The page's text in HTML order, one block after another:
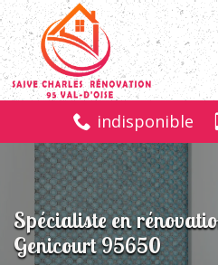
indisponible
Spécialiste en
Genicourt 95650